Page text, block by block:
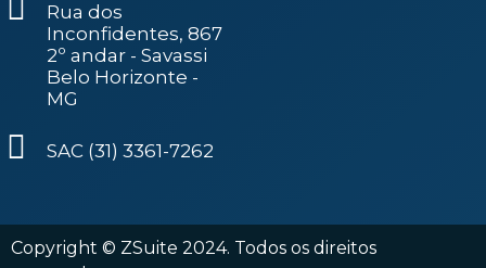
Rua dos
Inconfidentes, 867
2º andar - Savassi
Belo Horizonte -
MG
SAC (31) 3361-7262
Copyright © ZSuite 2024. Todos os direitos